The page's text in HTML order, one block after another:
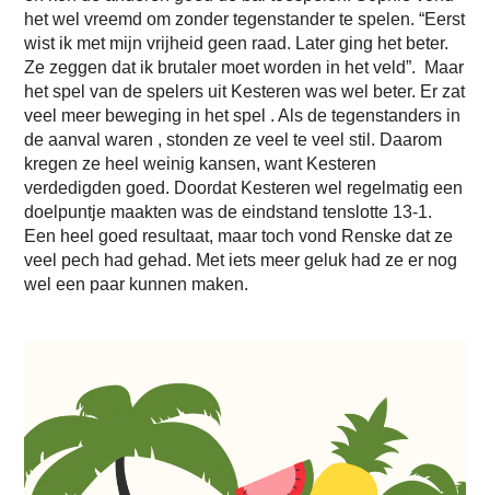
het wel vreemd om zonder tegenstander te spelen. “Eerst
wist ik met mijn vrijheid geen raad. Later ging het beter.
Ze zeggen dat ik brutaler moet worden in het veld”. Maar
het spel van de spelers uit Kesteren was wel beter. Er zat
veel meer beweging in het spel . Als de tegenstanders in
de aanval waren , stonden ze veel te veel stil. Daarom
kregen ze heel weinig kansen, want Kesteren
verdedigden goed. Doordat Kesteren wel regelmatig een
doelpuntje maakten was de eindstand tenslotte 13-1.
Een heel goed resultaat, maar toch vond Renske dat ze
veel pech had gehad. Met iets meer geluk had ze er nog
wel een paar kunnen maken.